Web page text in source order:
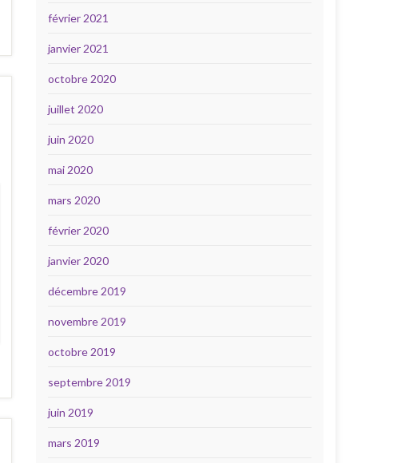
février 2021
janvier 2021
octobre 2020
juillet 2020
juin 2020
mai 2020
mars 2020
février 2020
janvier 2020
décembre 2019
novembre 2019
octobre 2019
septembre 2019
juin 2019
mars 2019